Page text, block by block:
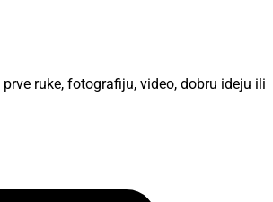
ruke, fotografiju, video, dobru ideju ili